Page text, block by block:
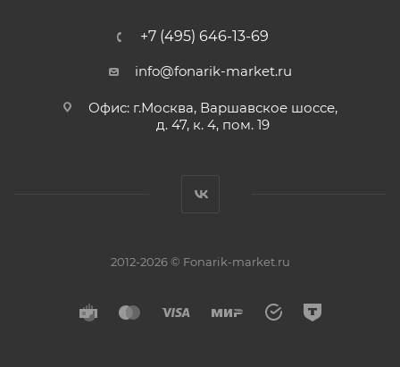
+7 (495) 646-13-69
info@fonarik-market.ru
Офис: г.Москва, Варшавское шоссе,
д. 47, к. 4, пом. 19
2012-2026 © Fonarik-market.ru